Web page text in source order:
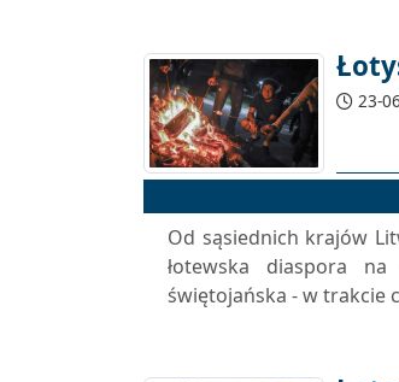
23-
Od sąsiednich krajów
łotewska diaspora
świętojańska - w trakcie